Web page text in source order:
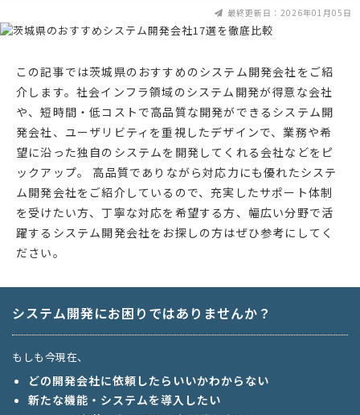
最終更新日：2026年01月05日
この記事では茨城県のおすすめのシステム開発会社をご紹
介します。社会インフラ領域のシステム開発が得意な会社
や、短時間・低コストで高品質な開発ができるシステム開
発会社、ユーザリビティを重視したデザインで、業務や希
望に沿った独自のシステムを開発してくれる会社などをピ
ックアップ。 高品質でありながら対応力にも優れたシステ
ム開発会社をご紹介しているので、充実したサポート体制
を受けたい方、丁寧な対応を希望する方、幅広い分野で活
躍するシステム開発会社をお探しの方はぜひ参考にしてく
ださい。
システム開発にお困りではありませんか？
もしも今現在、
どの開発会社に依頼したらいいかわからない
新たな機能・システムを導入したい